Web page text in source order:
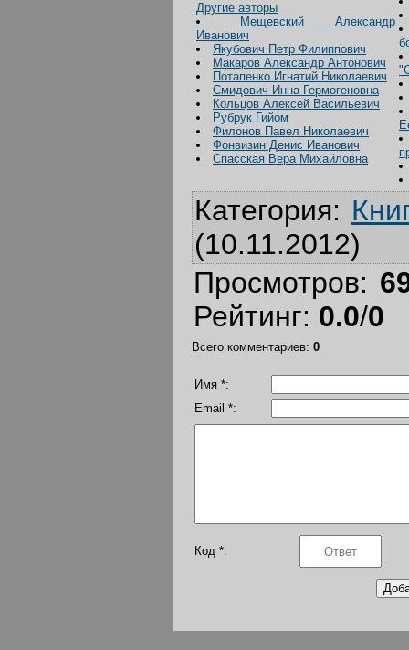
Другие авторы
Мещевский Александр
Иванович
Якубович Петр Филиппович
Макаров Александр Антонович
Потапенко Игнатий Николаевич
Смидович Инна Гермогеновна
Кольцов Алексей Васильевич
Рубрук Гийом
Филонов Павел Николаевич
Фонвизин Денис Иванович
Спасская Вера Михайловна
Категория:
(10.11.2012)
Просмотров:
Рейтинг: 0.0/0
Всего комментариев: 0
Имя *:
Email *:
Код *: